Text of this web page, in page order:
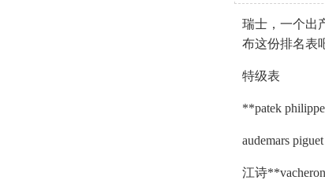
瑞士，一个出
布这份排名表
特级表
**patek philippe
audemars piguet
江诗